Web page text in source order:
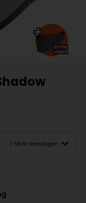
7 tot 10 werkdagen